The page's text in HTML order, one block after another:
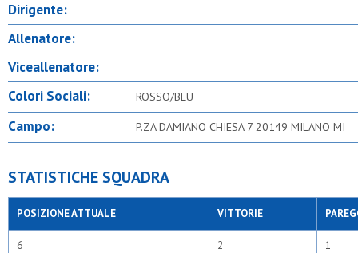
Dirigente:
Allenatore:
Viceallenatore:
Colori Sociali:
ROSSO/BLU
Campo: P.ZA DAMIANO CHIESA 7 20149 MILANO MI
STATISTICHE SQUADRA
POSIZIONE ATTUALE VITTORIE
6 2 1